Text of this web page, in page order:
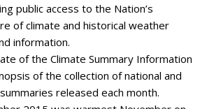
public access to the Nation’s
of climate and historical weather
information.
of the Climate Summary Information
of the collection of national and
released each month.